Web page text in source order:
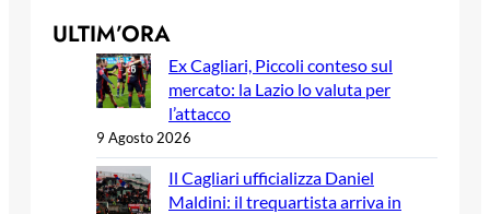
ULTIM’ORA
Ex Cagliari, Piccoli conteso sul
mercato: la Lazio lo valuta per
l’attacco
9 Agosto 2026
Il Cagliari ufficializza Daniel
Maldini: il trequartista arriva in